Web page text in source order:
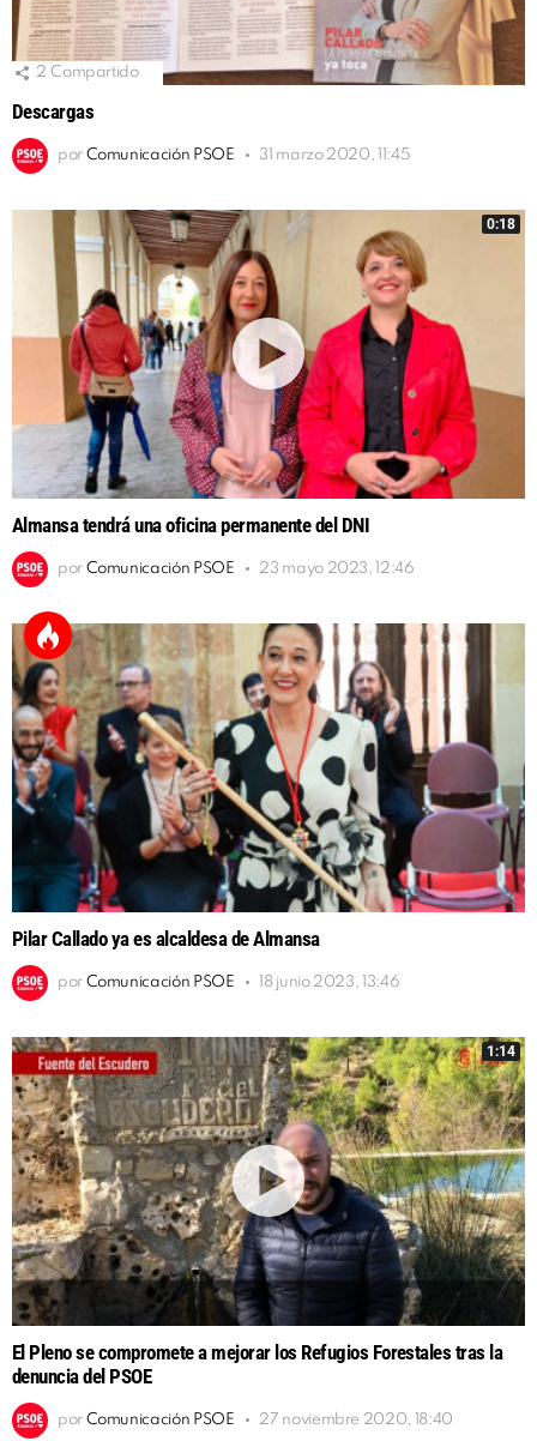
2 Compartido
Descargas
por Comunicación PSOE 31 marzo 2020, 11:45
0:18
Almansa tendrá una oficina permanente del DNI
por Comunicación PSOE 23 mayo 2023, 12:46
Pilar Callado ya es alcaldesa de Almansa
por Comunicación PSOE 18 junio 2023, 13:46
1:14
El Pleno se compromete a mejorar los Refugios Forestales tras la
denuncia del PSOE
por Comunicación PSOE 27 noviembre 2020, 18:40